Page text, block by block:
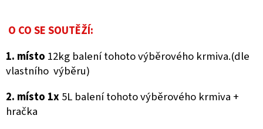
O CO SE SOUTĚŽÍ:
1. místo 12kg balení tohoto výběrového krmiva.(dle
vlastního výběru)
2. místo 1x 5L balení tohoto výběrového krmiva +
hračka